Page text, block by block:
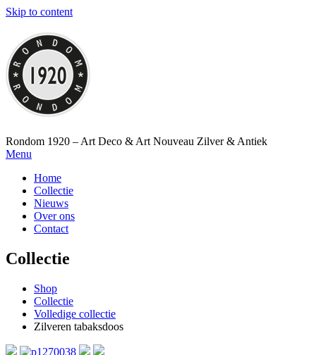
Skip to content
Rondom 1920 – Art Deco & Art Nouveau Zilver & Antiek
Menu
Home
Collectie
Nieuws
Over ons
Contact
Collectie
Shop
Collectie
Volledige collectie
Zilveren tabaksdoos